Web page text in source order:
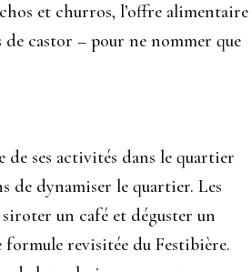
et churros, l’offre alimentaire
de castor – pour ne nommer que
de ses activités dans le quartier
de dynamiser le quartier. Les
un café et déguster un
formule revisitée du Festibière.